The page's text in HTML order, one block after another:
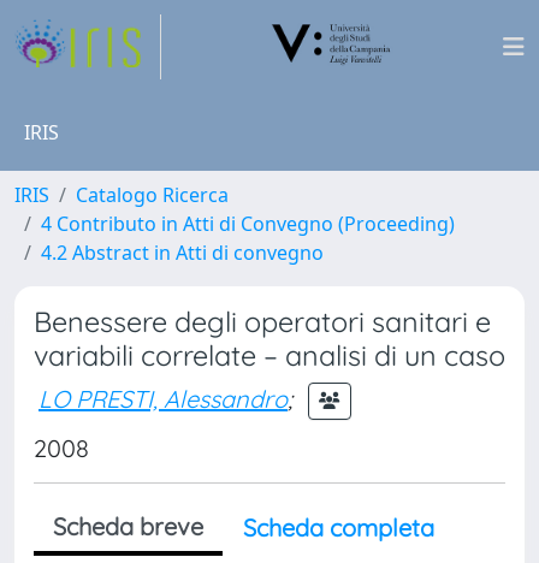
IRIS
IRIS
Catalogo Ricerca
4 Contributo in Atti di Convegno (Proceeding)
4.2 Abstract in Atti di convegno
Benessere degli operatori sanitari e
variabili correlate – analisi di un caso
LO PRESTI, Alessandro;
2008
Scheda breve
Scheda completa